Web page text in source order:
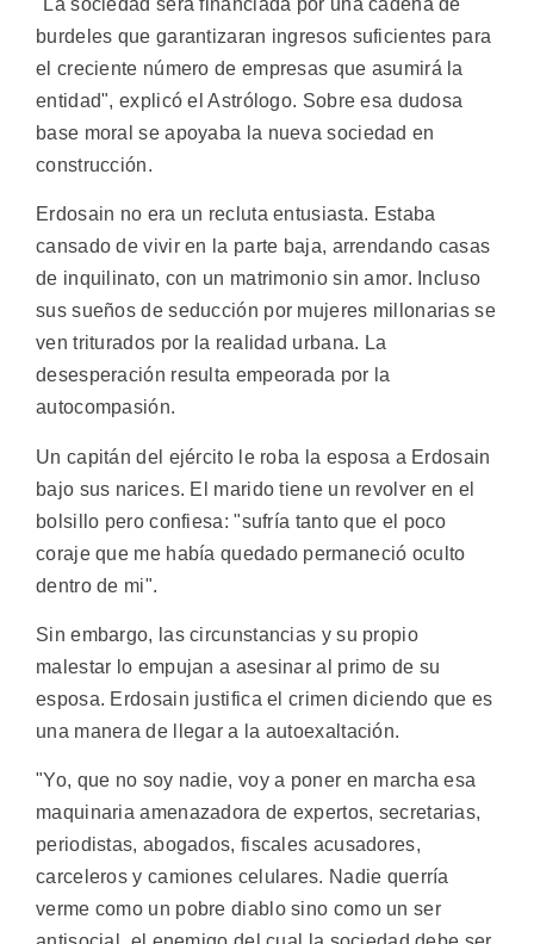
burdeles que garantizaran ingresos suficientes para
el creciente número de empresas que asumirá la
entidad", explicó el Astrólogo. Sobre esa dudosa
base moral se apoyaba la nueva sociedad en
construcción.
Erdosain no era un recluta entusiasta. Estaba
cansado de vivir en la parte baja, arrendando casas
de inquilinato, con un matrimonio sin amor. Incluso
sus sueños de seducción por mujeres millonarias se
ven triturados por la realidad urbana. La
desesperación resulta empeorada por la
autocompasión.
Un capitán del ejército le roba la esposa a Erdosain
bajo sus narices. El marido tiene un revolver en el
bolsillo pero confiesa: "sufría tanto que el poco
coraje que me había quedado permaneció oculto
dentro de mi".
Sin embargo, las circunstancias y su propio
malestar lo empujan a asesinar al primo de su
esposa. Erdosain justifica el crimen diciendo que es
una manera de llegar a la autoexaltación.
"Yo, que no soy nadie, voy a poner en marcha esa
maquinaria amenazadora de expertos, secretarias,
periodistas, abogados, fiscales acusadores,
carceleros y camiones celulares. Nadie querría
verme como un pobre diablo sino como un ser